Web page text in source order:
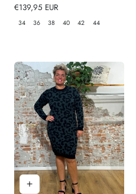
Normale
prijs
€139,95 EUR
34 36 38 40 42 44